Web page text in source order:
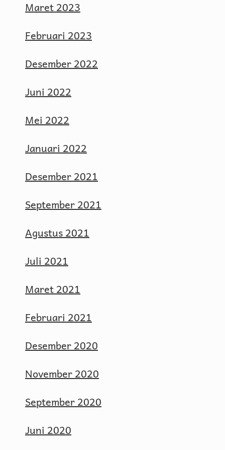
Maret 2023
Februari 2023
Desember 2022
Juni 2022
Mei 2022
Januari 2022
Desember 2021
September 2021
Agustus 2021
Juli 2021
Maret 2021
Februari 2021
Desember 2020
November 2020
September 2020
Juni 2020